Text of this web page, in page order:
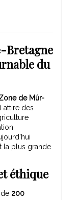
Bretagne
du
de Mûr-
attire des
la plus grande
éthique
200